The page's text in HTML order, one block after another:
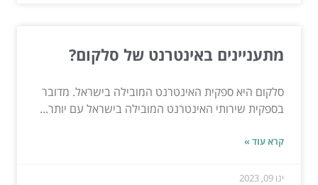
מתעניינים באינטרנט של סלקום?
סלקום היא ספקית האינטרנט המובילה בישראל. מדובר
בספקית שירותי האינטרנט המובילה בישראל עם יותר...
קרא עוד »
ינו 09, 2023